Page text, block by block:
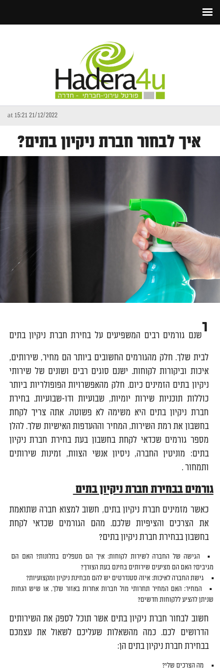
21/12/2022 at 15:21
איך לבחור חברת ניקיון בתים?
ישנם גורמים רבים המשפיעים על בחירת חברת ניקיון בתים
לבית שלך. חלק מהגורמים החשובים ביותר הם מחיר, שירותים,
איכות וביקורות לקוחות. ישנם סוגים רבים ושונים של שירותי
ניקיון בתים הזמינים כיום. חלק מהאפשרויות הפופולריות ביותר
כוללות תוכניות שירות יומיות, שבועיות ודו-שבועיות. בחירת
חברת ניקיון בתים היא משימה לא פשוטה. אתה צריך לקחת
בחשבון את רמת השירות, המחיר וההעדפות האישיות שלך. להלן
מספר גורמים שכדאי לקחת בחשבון בעת בחירת חברת ניקיון
בתים: מוניטין החברה, ניסיון אנשי הצוות, זמינות שירותים
ותמחור .
גורמים בבחירת חברת ניקיון בתים
כאשר מזמינים חברת ניקיון בתים, חשוב למצוא חברה שתואמת
את הצרכים והציפיות שלכם. מהם הגורמים שכדאי לקחת
בחשבון בבחירת חברת ניקיון בתים?
הגישה של החברה לשירות לקוחות: איך הם מטפלים בתלונות? האם הם
מגיבים? האם הם מציעים שירותים בחינם בעת הצורך?
גישת החברה לאיכות: איזה סטנדרטים יש להם מבחינת ניקיון ומקצועיות?
המחיר: האם המחיר תחרותי מול חברות אחרות באזור שלך, או שיש הנחות
שניתן להציע ללקוחות חדשים?
חשוב לבחור חברת ניקיון בתים אשר תוכל לספק את השירותים
הדרושים לכם. כמה מהשאלות שעליכם לשאול את עצמכם
בבחירת חברת ניקיון בתים הן:
מה הצרכים שלי?